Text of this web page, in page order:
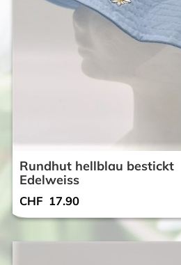
Rundhut hellblau bestickt
Edelweiss
CHF 17.90